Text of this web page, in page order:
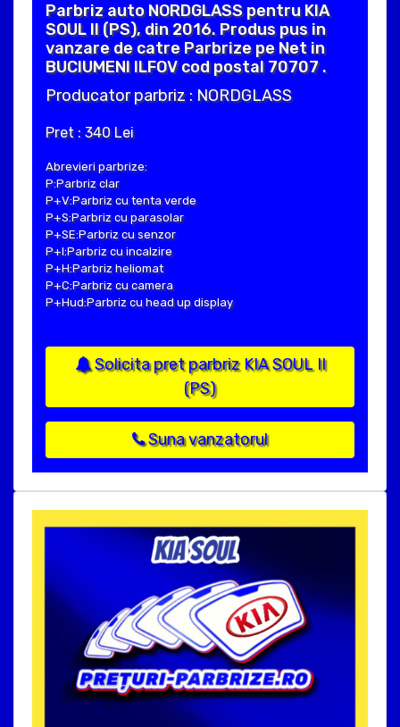
Parbriz auto NORDGLASS pentru KIA
SOUL II (PS), din 2016. Produs pus in
vanzare de catre Parbrize pe Net in
BUCIUMENI ILFOV cod postal 70707 .
Producator parbriz : NORDGLASS
Pret : 340 Lei
Abrevieri parbrize:
P:Parbriz clar
P+V:Parbriz cu tenta verde
P+S:Parbriz cu parasolar
P+SE:Parbriz cu senzor
P+I:Parbriz cu incalzire
P+H:Parbriz heliomat
P+C:Parbriz cu camera
P+Hud:Parbriz cu head up display
Solicita pret parbriz KIA SOUL II
(PS)
Suna vanzatorul